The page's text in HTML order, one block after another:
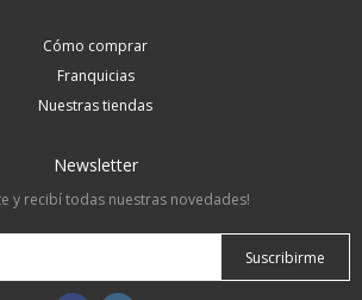
Cómo comprar
Franquicias
Nuestras tiendas
Newsletter
y recibí todas nuestras novedades!
Suscribirme